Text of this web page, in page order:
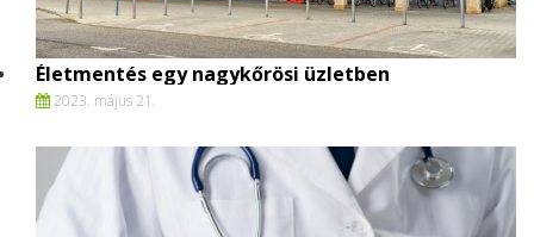
Életmentés egy nagykőrösi üzletben
2023. május 21.